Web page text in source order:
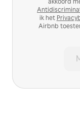
ik het
Airbnb